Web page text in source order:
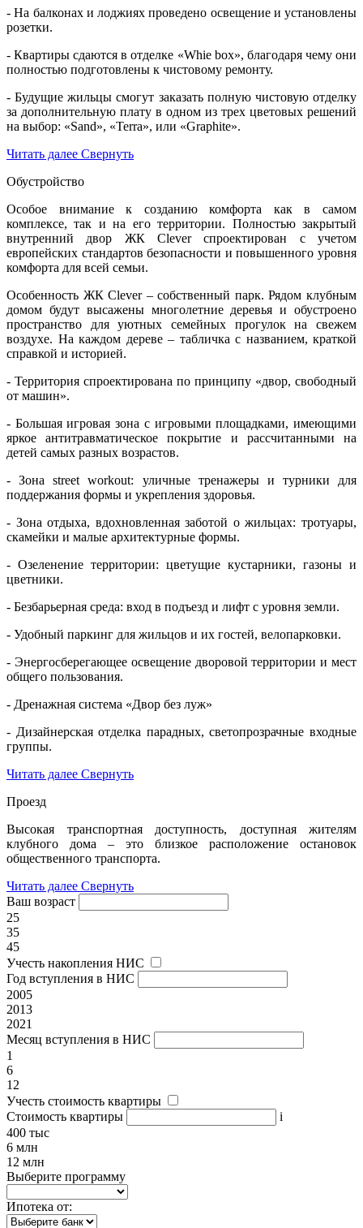
- На балконах и лоджиях проведено освещение и установлены
розетки.
- Квартиры сдаются в отделке «Whie box», благодаря чему они
полностью подготовлены к чистовому ремонту.
- Будущие жильцы смогут заказать полную чистовую отделку
за дополнительную плату в одном из трех цветовых решений
на выбор: «Sand», «Terra», или «Graphite».
Читать далее Свернуть
Обустройство
Особое внимание к созданию комфорта как в самом
комплексе, так и на его территории. Полностью закрытый
внутренний двор ЖК Clever спроектирован с учетом
европейских стандартов безопасности и повышенного уровня
комфорта для всей семьи.
Особенность ЖК Clever – собственный парк. Рядом клубным
домом будут высажены многолетние деревья и обустроено
пространство для уютных семейных прогулок на свежем
воздухе. На каждом дереве – табличка с названием, краткой
справкой и историей.
- Территория спроектирована по принципу «двор, свободный
от машин».
- Большая игровая зона с игровыми площадками, имеющими
яркое антитравматическое покрытие и рассчитанными на
детей самых разных возрастов.
- Зона street workout: уличные тренажеры и турники для
поддержания формы и укрепления здоровья.
- Зона отдыха, вдохновленная заботой о жильцах: тротуары,
скамейки и малые архитектурные формы.
- Озеленение территории: цветущие кустарники, газоны и
цветники.
- Безбарьерная среда: вход в подъезд и лифт с уровня земли.
- Удобный паркинг для жильцов и их гостей, велопарковки.
- Энергосберегающее освещение дворовой территории и мест
общего пользования.
- Дренажная система «Двор без луж»
- Дизайнерская отделка парадных, светопрозрачные входные
группы.
Читать далее Свернуть
Проезд
Высокая транспортная доступность, доступная жителям
клубного дома – это близкое расположение остановок
общественного транспорта.
Читать далее Свернуть
Ваш возраст
25
35
45
Учесть накопления НИС
Год вступления в НИС
2005
2013
2021
Месяц вступления в НИС
1
6
12
Учесть стоимость квартиры
Стоимость квартиры
i
400 тыс
6 млн
12 млн
Выберите программу
Ипотека от: